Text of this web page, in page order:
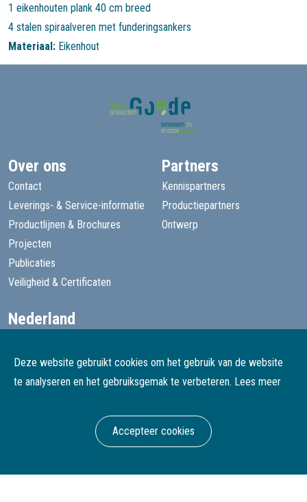
1 eikenhouten plank 40 cm breed
4 stalen spiraalveren met funderingsankers
Materiaal: Eikenhout
Deze website gebruikt cookies om het gebruik van de website
te analyseren en het gebruiksgemak te verbeteren. Lees meer
Accepteer cookies
Over ons
Contact
Leverings- & Service-informatie
Productlijnen & Brochures
Projecten
Publicaties
Veiligheid & Certificaten
Partners
Kennispartners
Productiepartners
Ontwerp
Nederland
België